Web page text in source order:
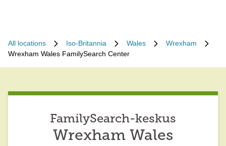
All locations Iso-Britannia Wales
Wrexham
Wrexham Wales FamilySearch Center
FamilySearch-keskus
Wrexham Wales